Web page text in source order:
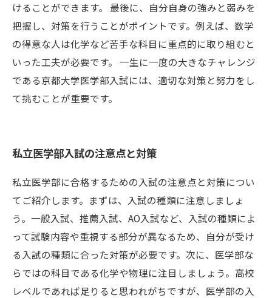
けることができます。 最後に、自分自身の強みと弱みを
把握し、対策を行うことがポイントです。例えば、数学
の得意な人は化学など苦手な科目に重点的に取り組むと
いった工夫が必要です。 一生に一度の大きなチャレンジ
である京都大学医学部入試には、適切な対策と努力をし
て挑むことが重要です。
私立医学部入試の注意点と対策
私立医学部に合格するための入試の注意点と対策につい
てご紹介します。まずは、入試の種類に注意しましょ
う。一般入試、推薦入試、AO入試など、入試の種類によ
って試験内容や重視する部分が異なるため、自分が受け
る入試の種類に合った対策が必要です。次に、医学部な
らではの科目である化学や物理に注目しましょう。高校
レベルであれば足りると思われがちですが、医学部の入